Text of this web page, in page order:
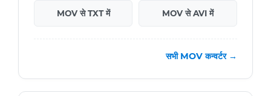
MOV से TXT में MOV से AVI में
सभी MOV कन्वर्टर →